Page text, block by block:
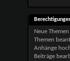
Neue
Themen
Anhänge
Beiträge